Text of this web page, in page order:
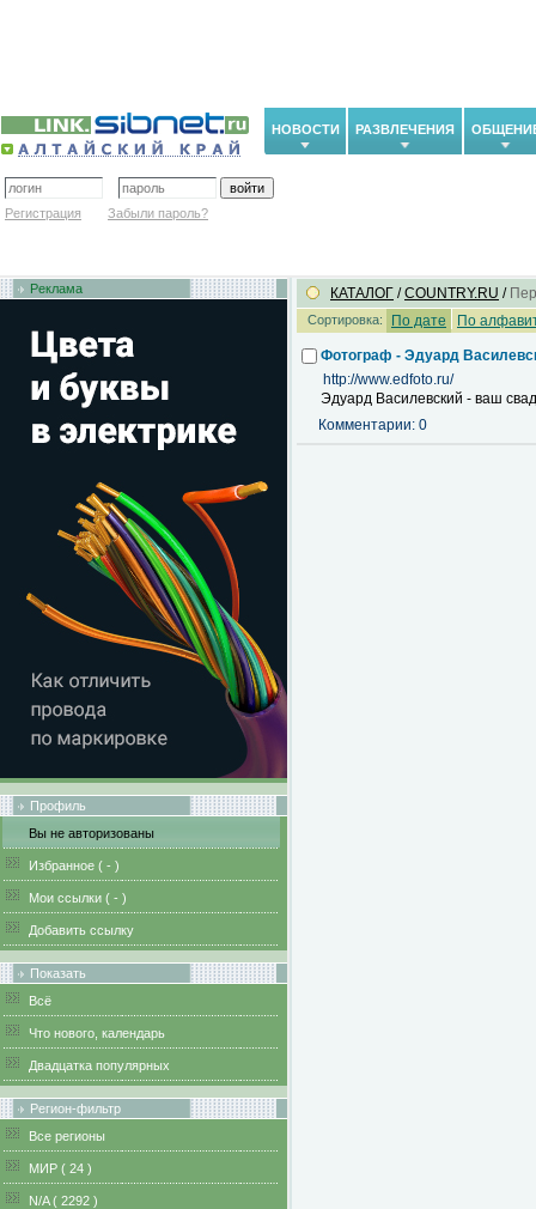
НОВОСТИ РАЗВЛЕЧЕНИЯ
Регистрация Забыли пароль?
Реклама
Профиль
Вы не авторизованы
Избранное ( - )
Мои ссылки ( - )
Добавить ссылку
Показать
Всё
Что нового, календарь
Двадцатка популярных
Регион-фильтр
Все регионы
MИР ( 24 )
N/A ( 2292 )
КАТАЛОГ /COUNTRY.RU /
Сортировка: По дате По
Фотограф - Эдуард
http://www.edfoto.ru/
Эдуард Василевский - ваш
Комментарии: 0